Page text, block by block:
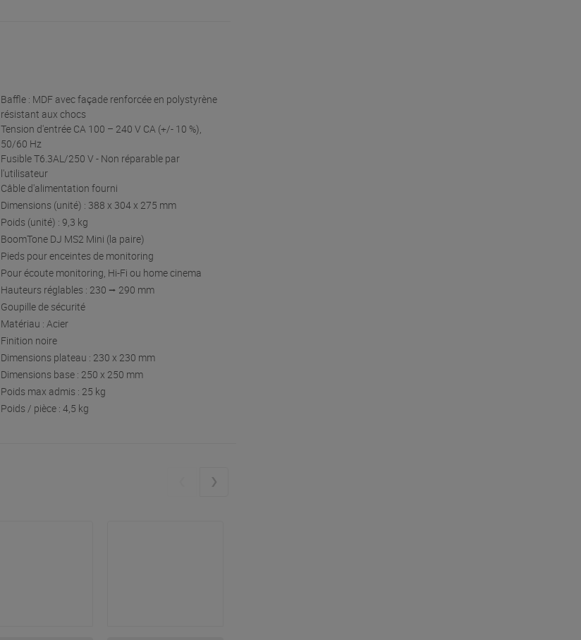
Baffle : MDF avec façade renforcée en polystyrène
résistant aux chocs
Tension d'entrée CA 100 – 240 V CA (+/- 10 %),
50/60 Hz
Fusible T6.3AL/250 V - Non réparable par
l'utilisateur
Câble d'alimentation fourni
Dimensions (unité) : 388 x 304 x 275 mm
Poids (unité) : 9,3 kg
BoomTone DJ MS2 Mini (la paire)
Pieds pour enceintes de monitoring
Pour écoute monitoring, Hi-Fi ou home cinema
Hauteurs réglables : 230 ⭢ 290 mm
Goupille de sécurité
Matériau : Acier
Finition noire
Dimensions plateau : 230 x 230 mm
Dimensions base : 250 x 250 mm
Poids max admis : 25 kg
Poids / pièce : 4,5 kg